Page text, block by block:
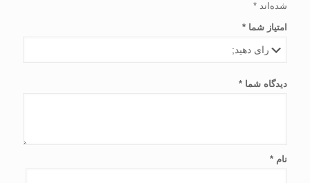
شده‌اند *
امتیاز شما *
دیدگاه شما *
نام *